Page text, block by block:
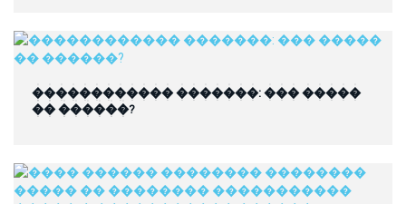
������������ �������: ��� �����
�� ������?